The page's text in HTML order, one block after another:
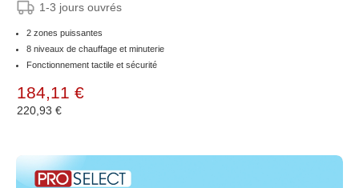
1-3 jours ouvrés
2 zones puissantes
8 niveaux de chauffage et minuterie
Fonctionnement tactile et sécurité
184,11 €
220,93 €